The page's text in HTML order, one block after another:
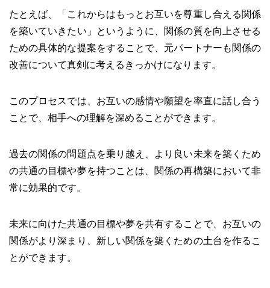
たとえば、「これからはもっとお互いを尊重し合える関係
を築いていきたい」というように、関係の質を向上させる
ための具体的な提案をすることで、元パートナーも関係の
改善について真剣に考えるきっかけになります。
このプロセスでは、お互いの感情や願望を率直に話し合う
ことで、相手への理解を深めることができます。
過去の関係の問題点を乗り越え、より良い未来を築くため
の共通の目標や夢を持つことは、関係の再構築において非
常に効果的です。
未来に向けた共通の目標や夢を共有することで、お互いの
関係がより深まり、新しい関係を築くための土台を作るこ
とができます。